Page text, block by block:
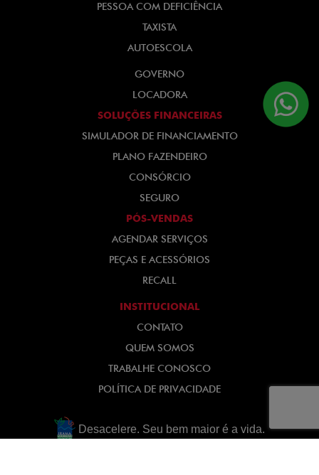
PESSOA COM DEFICIÊNCIA
TAXISTA
AUTOESCOLA
GOVERNO
LOCADORA
SOLUÇÕES FINANCEIRAS
SIMULADOR DE FINANCIAMENTO
PLANO FAZENDEIRO
CONSÓRCIO
SEGURO
PÓS-VENDAS
AGENDAR SERVIÇOS
PEÇAS E ACESSÓRIOS
RECALL
INSTITUCIONAL
CONTATO
QUEM SOMOS
TRABALHE CONOSCO
POLÍTICA DE PRIVACIDADE
Desacelere. Seu bem maior é a vida.